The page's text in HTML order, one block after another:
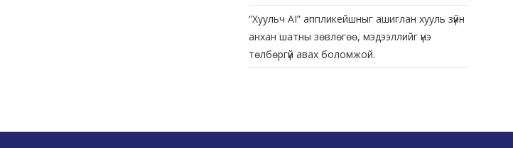
“Хуульч АІ” аппликейшныг ашиглан хууль зүйн
анхан шатны зөвлөгөө, мэдээллийг үнэ
төлбөргүй авах боломжой.